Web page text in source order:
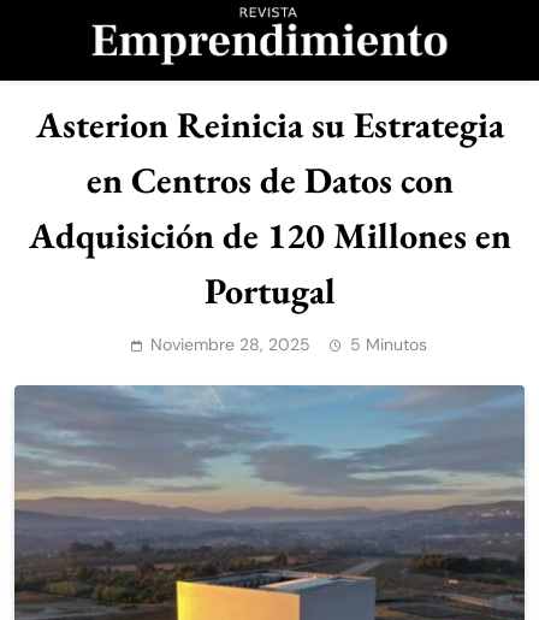
Revista
Emprendimiento
Asterion Reinicia su Estrategia
en Centros de Datos con
Adquisición de 120 Millones en
Portugal
Noviembre 28, 2025 5 Minutos